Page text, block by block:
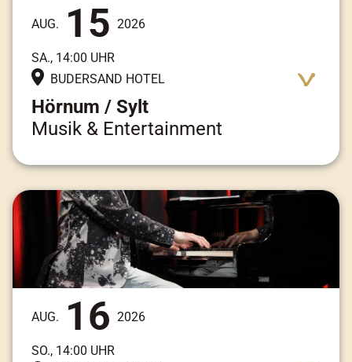
AUG. 15 2026
SA., 14:00 UHR
BUDERSAND HOTEL
Hörnum / Sylt
Musik & Entertainment
AUG. 16 2026
SO., 14:00 UHR